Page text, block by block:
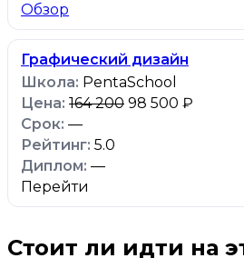
Обзор
Графический дизайн
PentaSchool
164 200 98 500 ₽
—
5.0
—
Перейти
Стоит ли идти на